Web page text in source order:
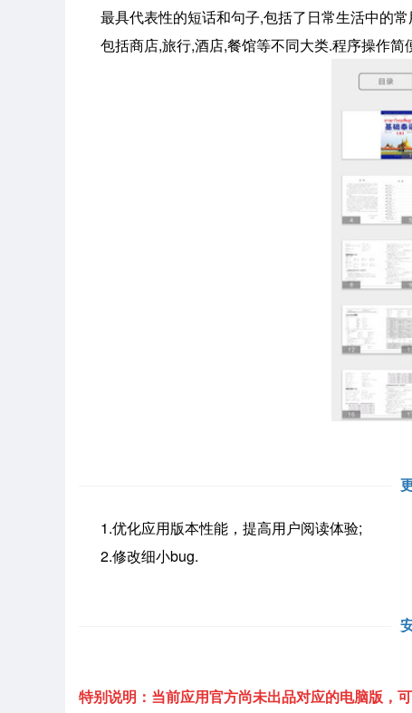
最具代表性的短话和句子,包括了日常生活中的常
包括商店,旅行,酒店,餐馆等不同大类.程序操作简
1.优化应用版本性能，提高用户阅读体验;
2.修改细小bug.
特别说明：当前应用官方尚未出品对应的电脑版，